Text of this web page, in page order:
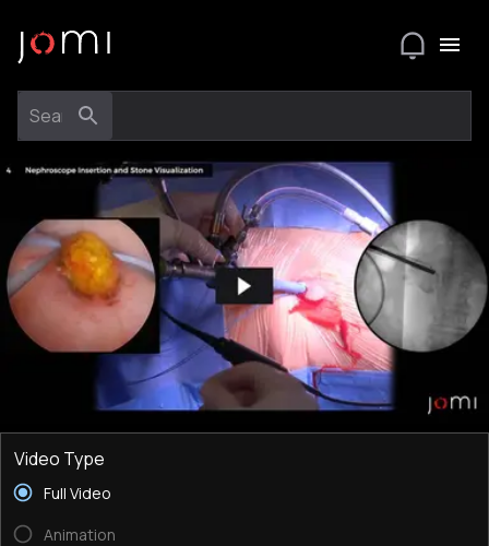
Video Type
Full Video
Animation